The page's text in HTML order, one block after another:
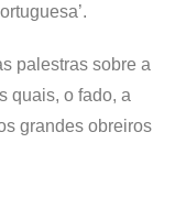
palestras sobre a
quais, o fado, a
grandes obreiros